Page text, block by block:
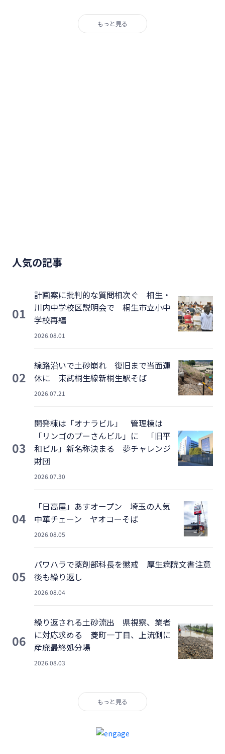
もっと見る
人気の記事
01
計画案に批判的な質問相次ぐ 相生・
川内中学校区説明会で 桐生市立小中
学校再編
2026.08.01
02
線路沿いで土砂崩れ 復旧まで当面運
休に 東武桐生線新桐生駅そば
2026.07.21
03
開発棟は「オナラビル」 管理棟は
「リンゴのプーさんビル」に 「旧平
和ビル」新名称決まる 夢チャレンジ
財団
2026.07.30
04
「日高屋」あすオープン 埼玉の人気
中華チェーン ヤオコーそば
2026.08.05
05
パワハラで薬剤部科長を懲戒 厚生病院文書注意
後も繰り返し
2026.08.04
06
繰り返される土砂流出 県視察、業者
に対応求める 菱町一丁目、上流側に
産廃最終処分場
2026.08.03
もっと見る